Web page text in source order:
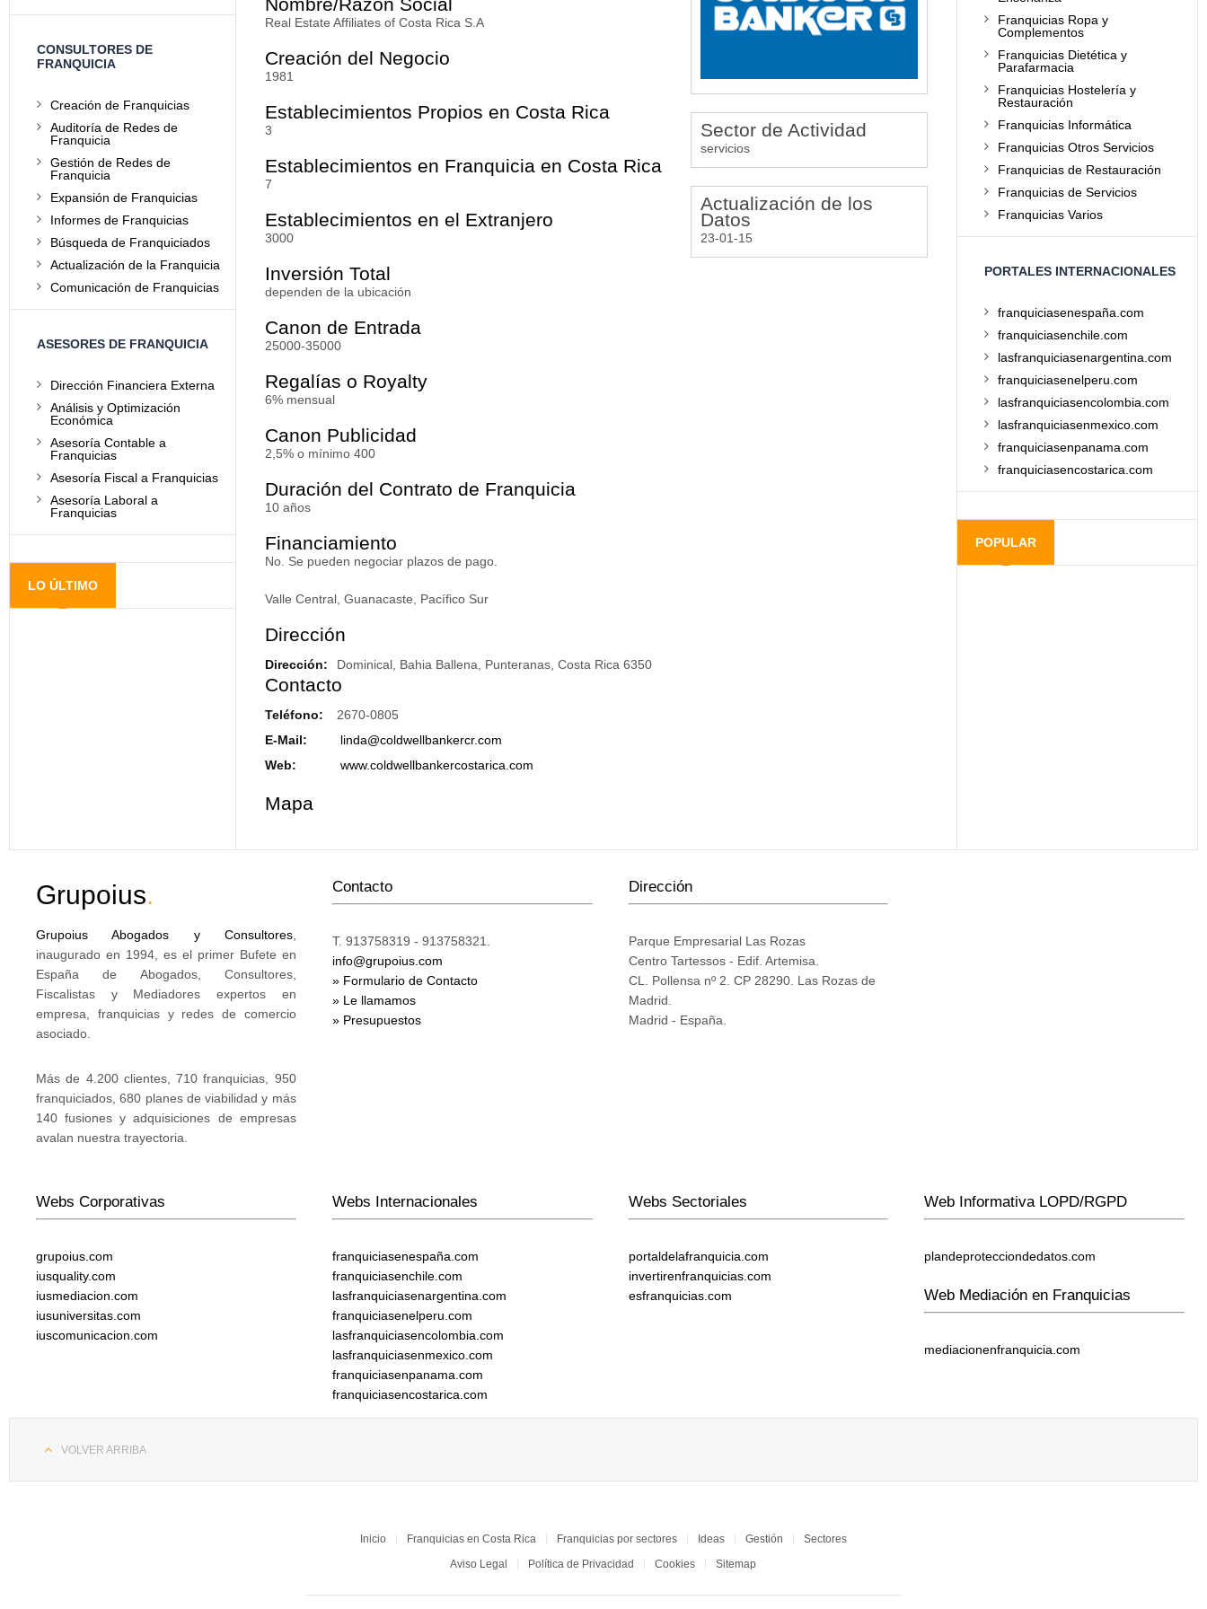
Sector de Actividad
servicios
Actualización de los
Datos
23-01-15
Real Estate Affiliates of Costa Rica S.A
Creación del Negocio
1981
Establecimientos Propios en Costa Rica
3
Establecimientos en Franquicia en Costa Rica
7
Establecimientos en el Extranjero
3000
Inversión Total
dependen de la ubicación
Canon de Entrada
25000-35000
Regalías o Royalty
6% mensual
Canon Publicidad
2,5% o mínimo 400
Duración del Contrato de Franquicia
10 años
Financiamiento
No. Se pueden negociar plazos de pago.
Valle Central, Guanacaste, Pacífico Sur
Dirección
Dirección: Dominical, Bahia Ballena, Punteranas, Costa Rica 6350
Contacto
Teléfono:
2670-0805
E-Mail:
linda@coldwellbankercr.com
Web:
www.coldwellbankercostarica.com
Mapa
Franquicias Ropa y
Complementos
Franquicias Dietética y
Parafarmacia
Franquicias Hostelería y
Restauración
Franquicias Informática
Franquicias Otros Servicios
Franquicias de Restauración
Franquicias de Servicios
Franquicias Varios
PORTALES INTERNACIONALES
franquiciasenespaña.com
franquiciasenchile.com
lasfranquiciasenargentina.com
franquiciasenelperu.com
lasfranquiciasencolombia.com
lasfranquiciasenmexico.com
franquiciasenpanama.com
franquiciasencostarica.com
POPULAR
CONSULTORES DE
FRANQUICIA
Creación de Franquicias
Auditoría de Redes de
Franquicia
Gestión de Redes de
Franquicia
Expansión de Franquicias
Informes de Franquicias
Búsqueda de Franquiciados
Actualización de la Franquicia
Comunicación de Franquicias
ASESORES DE FRANQUICIA
Dirección Financiera Externa
Análisis y Optimización
Económica
Asesoría Contable a
Franquicias
Asesoría Fiscal a Franquicias
Asesoría Laboral a
Franquicias
LO ÚLTIMO
Grupoius.
Grupoius Abogados y Consultores,
inaugurado en 1994, es el primer Bufete en
España de Abogados, Consultores,
Fiscalistas y Mediadores expertos en
empresa, franquicias y redes de comercio
asociado.
Más de 4.200 clientes, 710 franquicias, 950
franquiciados, 680 planes de viabilidad y más
140 fusiones y adquisiciones de empresas
avalan nuestra trayectoria.
Contacto
T. 913758319 - 913758321.
info@grupoius.com
» Formulario de Contacto
» Le llamamos
» Presupuestos
Dirección
Parque Empresarial Las Rozas
Centro Tartessos - Edif. Artemisa.
CL. Pollensa nº 2. CP 28290. Las Rozas de
Madrid.
Madrid - España.
Webs Corporativas
grupoius.com
iusquality.com
iusmediacion.com
iusuniversitas.com
iuscomunicacion.com
Webs Internacionales
franquiciasenespaña.com
franquiciasenchile.com
lasfranquiciasenargentina.com
franquiciasenelperu.com
lasfranquiciasencolombia.com
lasfranquiciasenmexico.com
franquiciasenpanama.com
franquiciasencostarica.com
Webs Sectoriales
portaldelafranquicia.com
invertirenfranquicias.com
esfranquicias.com
Web Informativa LOPD/RGPD
plandeprotecciondedatos.com
Web Mediación en Franquicias
mediacionenfranquicia.com
VOLVER ARRIBA
Inicio Franquicias en Costa Rica Franquicias por sectores Ideas Gestión
Sectores
Aviso Legal
Política de Privacidad Cookies Sitemap